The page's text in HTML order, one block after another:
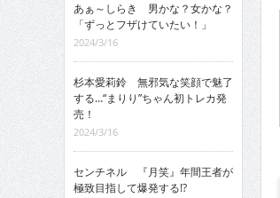
あぁ～しらき 男かな？女かな？
「ずっとフザけていたい！」
2024/3/16
杉本愛莉鈴 無邪気な笑顔で魅了
する…“まりり”ちゃん初トレカ発
売！
2024/3/16
センチネル 『月笑』年間王者が
極致目指して爆発する!?